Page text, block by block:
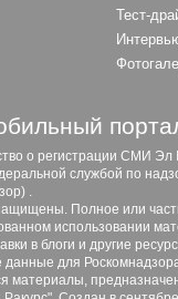
Тест-
о регистрации СМИ
службой по
.
Полное или
использовании
в блоги и другие
данные для
материалы,